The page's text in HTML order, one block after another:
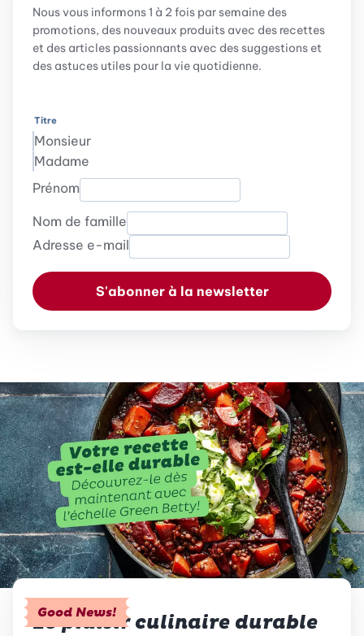
Nous vous informons 1 à 2 fois par semaine des
promotions, des nouveaux produits avec des recettes
et des articles passionnants avec des suggestions et
des astuces utiles pour la vie quotidienne.
Titre
Monsieur
Madame
Prénom
Nom de famille
Adresse e-mail
S'abonner à la newsletter
Good News!
Le plaisir culinaire durable